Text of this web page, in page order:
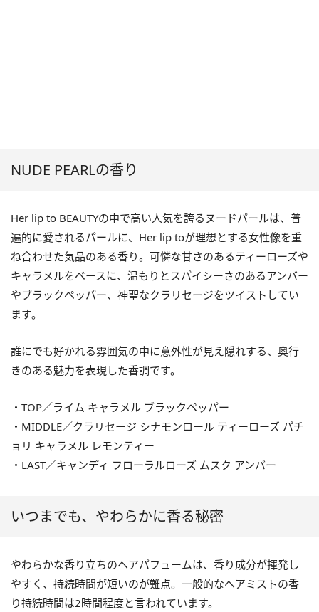
NUDE PEARLの香り
Her lip to BEAUTYの中で高い人気を誇るヌードパールは、普
遍的に愛されるパールに、Her lip toが理想とする女性像を重
ね合わせた気品のある香り。可憐な甘さのあるティーローズや
キャラメルをベースに、温もりとスパイシーさのあるアンバー
やブラックペッパー、神聖なクラリセージをツイストしてい
ます。
誰にでも好かれる雰囲気の中に意外性が見え隠れする、奥行
きのある魅力を表現した香調です。
・TOP／ライム キャラメル ブラックペッパー
・MIDDLE／クラリセージ シナモンロール ティーローズ パチ
ョリ キャラメル レモンティー
・LAST／キャンディ フローラルローズ ムスク アンバー
いつまでも、やわらかに香る秘密
やわらかな香り立ちのヘアパフュームは、香り成分が揮発し
やすく、持続時間が短いのが難点。一般的なヘアミストの香
り持続時間は2時間程度と言われています。